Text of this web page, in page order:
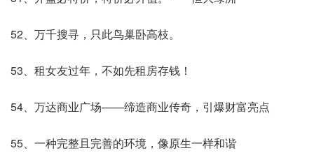
52、万千搜寻，只此鸟巢卧高枝。
53、租女友过年，不如先租房存钱！
54、万达商业广场——缔造商业传奇，引爆财富亮点
55、一种完整且完善的环境，像原生一样和谐